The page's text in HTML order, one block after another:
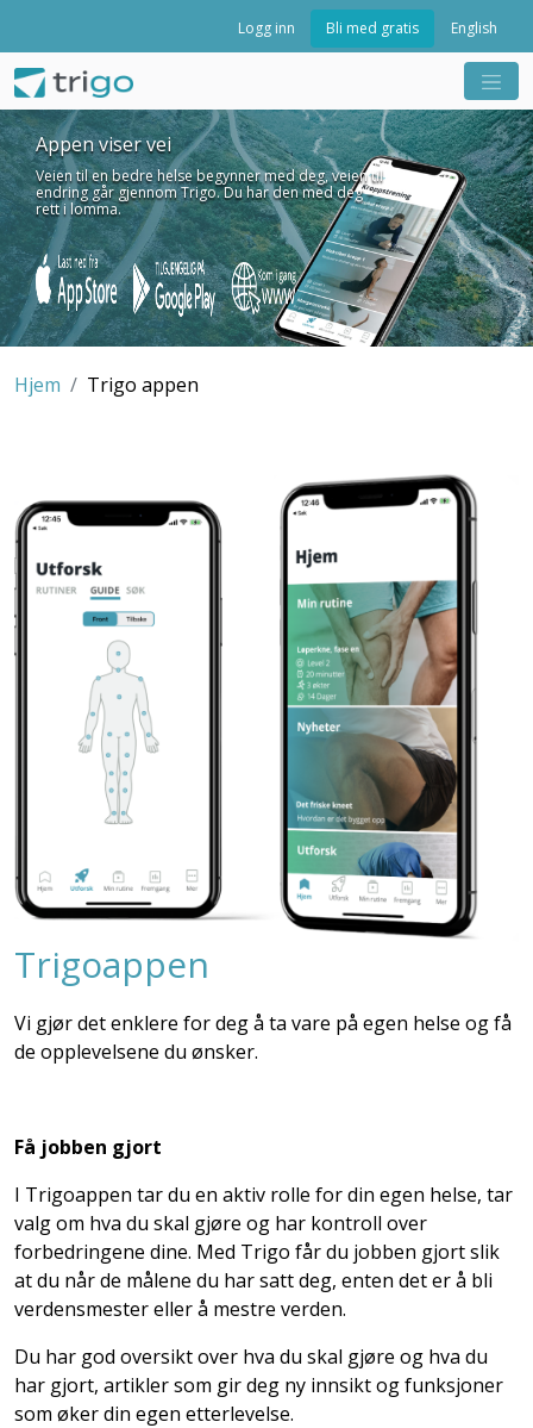
Logg inn Bli med gratis English
Appen viser vei
Veien til en bedre helse begynner med deg, veien til
endring går gjennom Trigo. Du har den med deg –
rett i lomma.
Hjem Trigo appen
Trigoappen
Vi gjør det enklere for deg å ta vare på egen helse og få
de opplevelsene du ønsker.
Få jobben gjort
I Trigoappen tar du en aktiv rolle for din egen helse, tar
valg om hva du skal gjøre og har kontroll over
forbedringene dine. Med Trigo får du jobben gjort slik
at du når de målene du har satt deg, enten det er å bli
verdensmester eller å mestre verden.
Du har god oversikt over hva du skal gjøre og hva du
har gjort, artikler som gir deg ny innsikt og funksjoner
som øker din egen etterlevelse.